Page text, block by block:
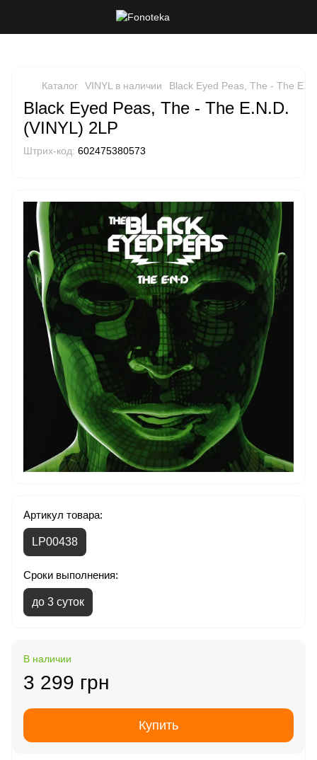
Каталог VINYL в наличии Black Eyed Peas, The - The
Black Eyed Peas, The - The E.N.D.
(VINYL) 2LP
Штрих-код: 602475380573
Артикул товара:
LP00438
Сроки выполнения:
до 3 суток
В наличии
3 299 грн
Купить